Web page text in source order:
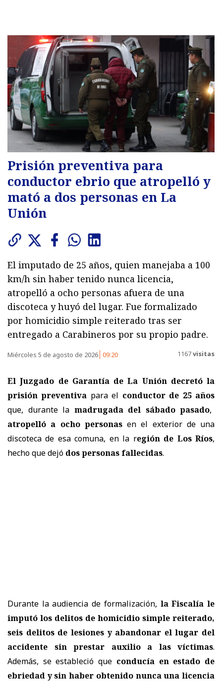
Prisión preventiva para
conductor ebrio que atropelló y
mató a dos personas en La
Unión
El imputado de 25 años, quien manejaba a 100
km/h sin haber tenido nunca licencia,
atropelló a ocho personas afuera de una
discoteca y huyó del lugar. Fue formalizado
por homicidio simple reiterado tras ser
entregado a Carabineros por su propio padre.
Miércoles 5 de agosto de 2026 09:20 1167visitas
El Juzgado de Garantía de La Unión decretó la
prisión preventiva para el conductor de 25 años
que, durante la madrugada del sábado pasado,
atropelló a ocho personasen el exterior de una
discoteca de esa comuna, en la región de Los Ríos,
hecho que dejó dos personas fallecidas.
Durante la audiencia de formalización, la Fiscalía le
imputó los delitos de homicidio simple reiterado,
seis delitos de lesiones y abandonar el lugar del
accidente sin prestar auxilio a las víctimas.
Además, se estableció que conducía en estado de
ebriedad y sin haber obtenido nunca una licencia